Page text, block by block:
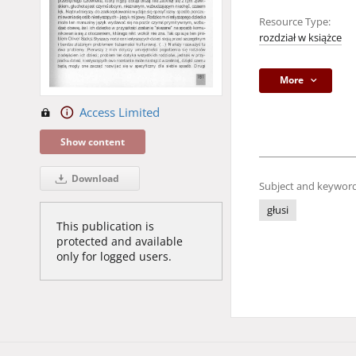
Access Limited
Show content
Download
This publication is
protected and available
only for logged users.
Resource Type:
rozdział w książce
More
Subject and
głusi